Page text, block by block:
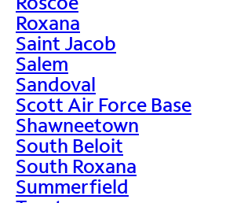
Roxana
Saint Jacob
Salem
Sandoval
Scott Air Force Base
Shawneetown
South Beloit
South Roxana
Summerfield